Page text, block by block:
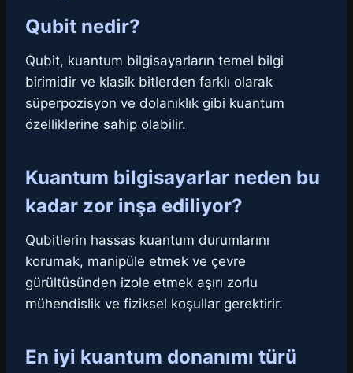
Qubit nedir?
Qubit, kuantum bilgisayarların temel bilgi
birimidir ve klasik bitlerden farklı olarak
süperpozisyon ve dolanıklık gibi kuantum
özelliklerine sahip olabilir.
Kuantum bilgisayarlar neden bu
kadar zor inşa ediliyor?
Qubitlerin hassas kuantum durumlarını
korumak, manipüle etmek ve çevre
gürültüsünden izole etmek aşırı zorlu
mühendislik ve fiziksel koşullar gerektirir.
En iyi kuantum donanımı türü